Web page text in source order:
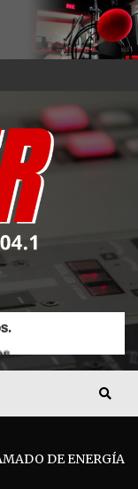
DE ENERGÍA